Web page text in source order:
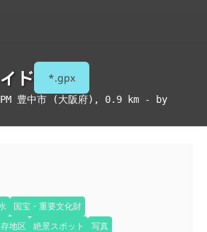
ド *.gpx
豊中市 (大阪府) , 0.9 km - by
国宝・重要文化財
地区
絶景スポット 写真